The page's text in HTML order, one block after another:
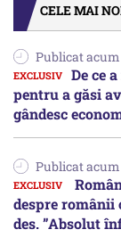
CELE MAI
Publicat
De ce
pentru a găsi
gândesc
Publicat
despre românii
des. ”Absolut